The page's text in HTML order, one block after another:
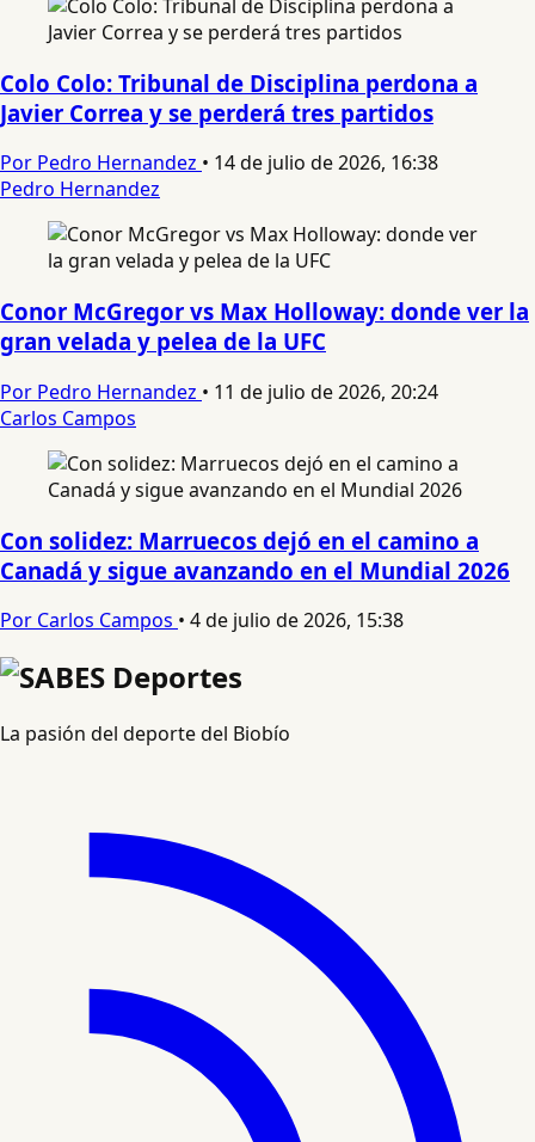
Colo Colo: Tribunal de Disciplina perdona a
Javier Correa y se perderá tres partidos
Por Pedro Hernandez • 14 de julio de 2026, 16:38
Pedro Hernandez
Conor McGregor vs Max Holloway: donde ver la
gran velada y pelea de la UFC
Por Pedro Hernandez • 11 de julio de 2026, 20:24
Carlos Campos
Con solidez: Marruecos dejó en el camino a
Canadá y sigue avanzando en el Mundial 2026
Por Carlos Campos • 4 de julio de 2026, 15:38
La pasión del deporte del Biobío